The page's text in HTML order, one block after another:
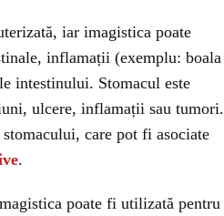
iar imagistica poate
inflamații (exemplu: boala
intestinului. Stomacul este
ulcere, inflamații sau tumori.
care pot fi asociate
.
poate fi utilizată pentru